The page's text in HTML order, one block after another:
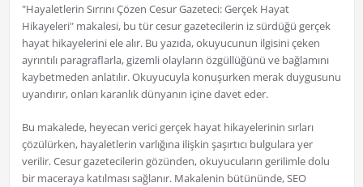
"Hayaletlerin Sırrını Çözen Cesur Gazeteci: Gerçek Hayat
Hikayeleri" makalesi, bu tür cesur gazetecilerin iz sürdüğü gerçek
hayat hikayelerini ele alır. Bu yazıda, okuyucunun ilgisini çeken
ayrıntılı paragraflarla, gizemli olayların özgüllüğünü ve bağlamını
kaybetmeden anlatılır. Okuyucuyla konuşurken merak duygusunu
uyandırır, onları karanlık dünyanın içine davet eder.
Bu makalede, heyecan verici gerçek hayat hikayelerinin sırları
çözülürken, hayaletlerin varlığına ilişkin şaşırtıcı bulgulara yer
verilir. Cesur gazetecilerin gözünden, okuyucuların gerilimle dolu
bir maceraya katılması sağlanır. Makalenin bütününde, SEO